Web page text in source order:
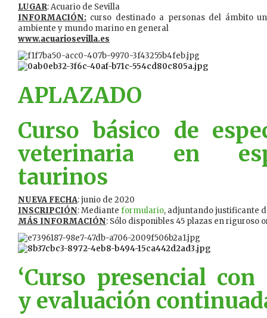
LUGAR: Acuario de Sevilla
INFORMACIÓN: curso destinado a personas del ámbito
ambiente y mundo marino en general
www.acuariosevilla.es
APLAZADO
Curso básico de
veterinaria en
taurinos
NUEVA FECHA: junio de 2020
INSCRIPCIÓN: Mediante formulario, adjuntando justificante
MÁS INFORMACIÓN: Sólo disponibles 45 plazas en riguroso
‘Curso presencial con
y evaluación